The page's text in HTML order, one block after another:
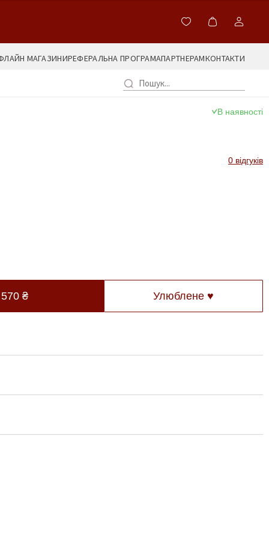
МАГАЗИНИРЕФЕРАЛЬНА ПРОГРАМАПАРТНЕРАМКОНТАКТИ
В наявності
0 відгуків
570₴ Улюблене ♥